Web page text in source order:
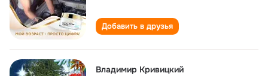
Добавить в друзья
Владимир Кривицкий